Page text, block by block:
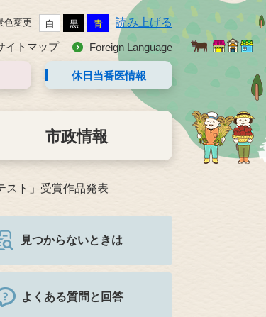
色変更 白 黒 青 読み上げる
イトマップ Foreign Language
休日当番医情報
市政情報
スト」受賞作品発表
見つからないときは
よくある質問と回答